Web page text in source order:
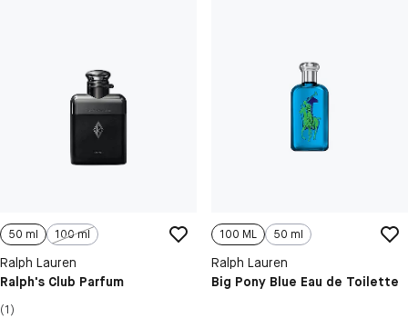
50 ml 100 ml
Ralph Lauren
Ralph's Club Parfum
(1)
100 ML 50 ml
Ralph Lauren
Big Pony Blue Eau de Toilette